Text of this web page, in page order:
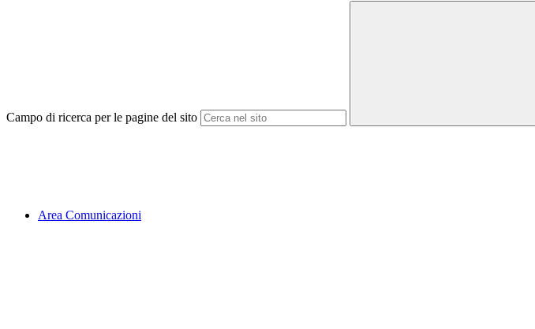
Campo di ricerca per le pagine del sito
Area Comunicazioni